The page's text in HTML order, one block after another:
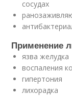
сосудах
Применение
язва желудка
воспаления
гипертония
лихорадка